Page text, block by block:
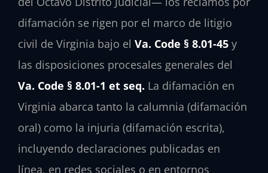
difamación se rigen por el marco de litigio
civil de Virginia bajo el Va. Code § 8.01-45 y
las disposiciones procesales generales del
Va. Code § 8.01-1 et seq. La difamación en
Virginia abarca tanto la calumnia (difamación
oral) como la injuria (difamación escrita),
incluyendo declaraciones publicadas en
línea, en redes sociales o en entornos